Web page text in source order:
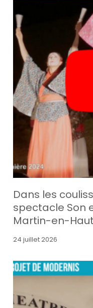
Dans les
spectacle Son
Martin-en-Haut
24 juillet 2026